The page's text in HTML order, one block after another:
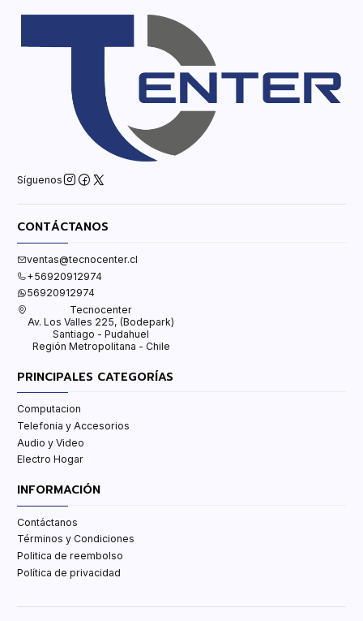
Síguenos
CONTÁCTANOS
ventas@tecnocenter.cl
+56920912974
56920912974
Tecnocenter
Av. Los Valles 225, (Bodepark)
Santiago - Pudahuel
Región Metropolitana - Chile
PRINCIPALES CATEGORÍAS
Computacion
Telefonia y Accesorios
Audio y Video
Electro Hogar
INFORMACIÓN
Contáctanos
Términos y Condiciones
Politica de reembolso
Política de privacidad